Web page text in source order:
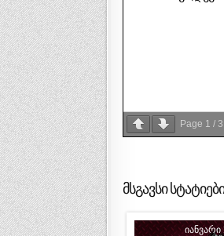
Page 1 /3
მსგავსი
ᲘᲐᲜᲕᲐᲠᲘ